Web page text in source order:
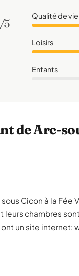
/5
Qualité de vie
Loisirs
Enfants
de Arc-
sous Cicon à la
leurs chambres
ont un site internet: